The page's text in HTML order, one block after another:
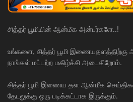
சித்தர் பூமியின் ஆன்மீக அன்பர்களே..!
உங்களை, சித்தர் பூமி இணையதளத்திற்கு
நாங்கள் மட்டற்ற மகிழ்ச்சி அடைகிறோம்.
சித்தர் பூமி இணைய தள ஆன்மீக
தேடலுக்கு ஒரு படிக்கட்டாக இருக்கும்.